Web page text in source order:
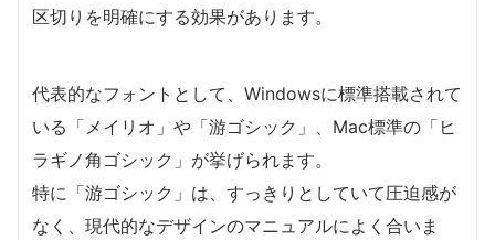
区切りを明確にする効果があります。
代表的なフォントとして、Windowsに標準搭載されて
いる「メイリオ」や「游ゴシック」、Mac標準の「ヒ
ラギノ角ゴシック」が挙げられます。
特に「游ゴシック」は、すっきりとしていて圧迫感が
なく、現代的なデザインのマニュアルによく合いま